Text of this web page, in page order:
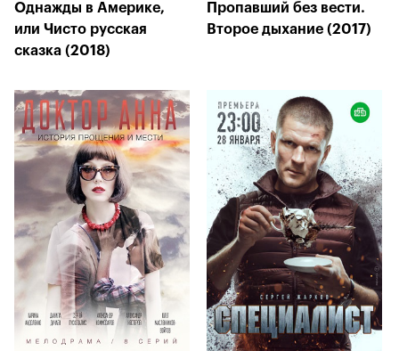
Однажды в Америке,
или Чисто русская
сказка (2018)
Пропавший без вести.
Второе дыхание (2017)